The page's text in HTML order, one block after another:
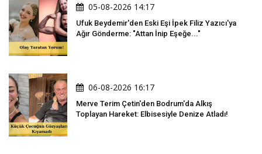
05-08-2026 14:17
Ufuk Beydemir'den Eski Eşi İpek Filiz Yazıcı'ya
Ağır Gönderme: "Attan İnip Eşeğe..."
06-08-2026 16:17
Merve Terim Çetin'den Bodrum'da Alkış
Toplayan Hareket: Elbisesiyle Denize Atladı!